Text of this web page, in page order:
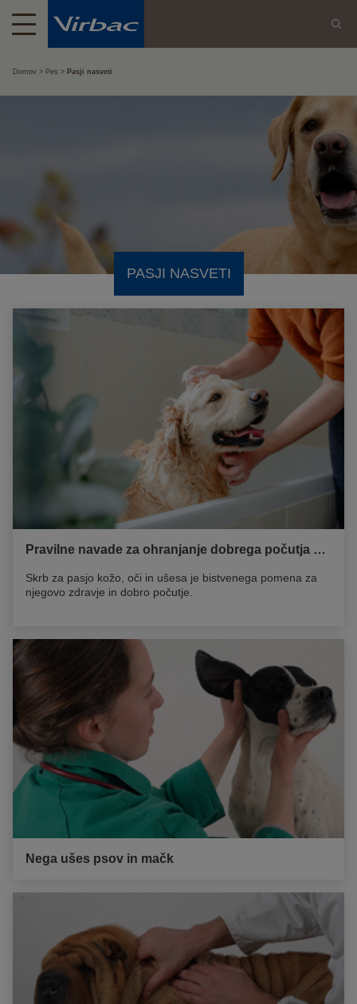
Domov Pes Pasji nasveti
PASJI NASVETI
Pravilne navade za ohranjanje dobrega počutja vašega psa
Skrb za pasjo kožo, oči in ušesa je bistvenega pomena za
njegovo zdravje in dobro počutje.
Nega ušes psov in mačk